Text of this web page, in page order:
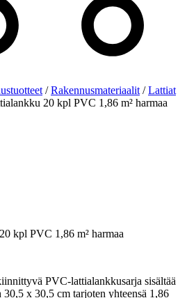
/Rakennusmateriaalit /Lattiat
20 kpl PVC 1,86 m² harmaa
kpl PVC 1,86 m² harmaa
PVC-lattialankkusarja sisältää
x 30,5 cm tarjoten yhteensä 1,86